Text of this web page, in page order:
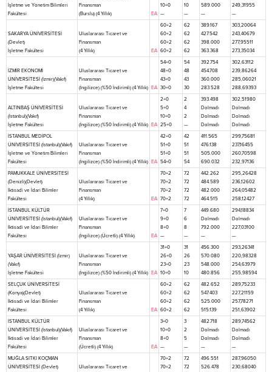
İşletme ve Yönetim Bilimleri
Fakültesi
Finansman
(Burslu) (4 Yıllık)
EA
10+0
—
10
—
589.000
—
249,31955
—
SAKARYA ÜNİVERSİTESİ
(Devlet)
İşletme Fakültesi
Uluslararası Ticaret ve
Finansman
(4 Yıllık)
EA
60+2
60+2
60+2
60+2
62
62
62
62
389.167
427.542
398.000
363.368
303,20064
243,40679
277,95511
273,35034
İZMİR EKONOMİ
ÜNİVERSİTESİ (İzmir)(Vakıf)
İşletme Fakültesi
Uluslararası Ticaret ve
Finansman
(İngilizce) (%50 İndirimli) (4 Yıllık)
EA
54+0
48+0
43+0
30+0
54
48
43
30
392.754
454.708
360.000
283.528
302,63112
239,86264
285,06021
288,69393
ALTINBAŞ ÜNİVERSİTESİ
(İstanbul)(Vakıf)
İşletme Fakültesi
Uluslararası Ticaret ve
Finansman
(İngilizce) (%50 İndirimli) (4 Yıllık)
EA
2+0
5+0
10+0
25+0
2
4
2
—
393.498
Dolmadı
Dolmadı
Dolmadı
302,51980
Dolmadı
Dolmadı
Dolmadı
İSTANBUL MEDİPOL
ÜNİVERSİTESİ (İstanbul)(Vakıf)
İşletme ve Yönetim Bilimleri
Fakültesi
Uluslararası Ticaret ve
Finansman
(İngilizce) (%50 İndirimli) (4 Yıllık)
EA
42+0
51+0
51+0
54+0
42
51
51
54
411.565
476.138
505.000
690.032
299,75681
237,16455
260,70598
232,97136
PAMUKKALE ÜNİVERSİTESİ
(Denizli)(Devlet)
İktisadi ve İdari Bilimler
Fakültesi
Uluslararası Ticaret ve
Finansman
(4 Yıllık)
EA
70+2
70+2
70+2
70+2
72
72
72
72
442.262
484.589
482.000
464.515
295,26428
236,12602
264,05482
258,12427
İSTANBUL KÜLTÜR
ÜNİVERSİTESİ (İstanbul)(Vakıf)
İktisadi ve İdari Bilimler
Fakültesi
Uluslararası Ticaret ve
Finansman
(İngilizce) (Ücretli) (4 Yıllık)
EA
7+0
9+0
8+0
—
7
6
8
—
449.680
Dolmadı
792.000
—
294,18834
Dolmadı
227,03100
—
YAŞAR ÜNİVERSİTESİ (İzmir)
(Vakıf)
İşletme Fakültesi
Uluslararası Ticaret ve
Finansman
(İngilizce) (%50 İndirimli) (4 Yıllık)
EA
31+0
26+0
23+0
10+0
31
26
23
10
456.300
570.080
548.000
480.856
293,26341
220,98328
254,63979
255,98594
SELÇUK ÜNİVERSİTESİ
(Konya)(Devlet)
İktisadi ve İdari Bilimler
Fakültesi
Uluslararası Ticaret ve
Finansman
(4 Yıllık)
EA
60+2
60+2
60+2
60+2
62
62
62
62
482.652
547.403
525.000
515.139
289,75233
227,21159
257,78271
251,63902
İSTANBUL KÜLTÜR
ÜNİVERSİTESİ (İstanbul)(Vakıf)
İktisadi ve İdari Bilimler
Fakültesi
Uluslararası Ticaret ve
Finansman
(Ücretli) (4 Yıllık)
EA
3+0
10+0
8+0
—
3
2
5
—
482.718
Dolmadı
Dolmadı
—
289,74562
Dolmadı
Dolmadı
—
MUĞLA SITKI KOÇMAN
ÜNİVERSİTESİ (Devlet)
Uluslararası Ticaret ve
70+2
70+2
72
72
496.551
526.478
287,96050
230,68040